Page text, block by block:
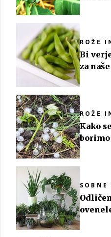
ROŽE
Bi
za
ROŽE
Kako
borimo
SOBNE